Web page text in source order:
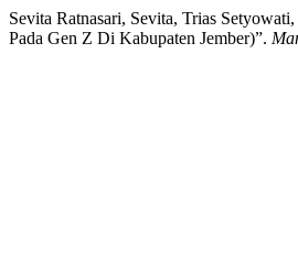
Sevita Ratnasari, Sevita, Trias
Pada Gen Z Di Kabupaten Jember)”.